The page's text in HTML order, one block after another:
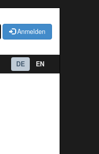
Anmelden
EN
DE